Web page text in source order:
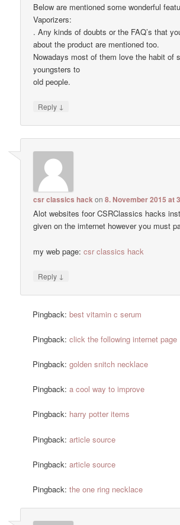
Below are mentioned some wonderful
Vaporizers:
. Any kinds of doubts or the FAQ’s that
about the product are mentioned too.
Nowadays most of them love the habit of
youngsters to
old people.
Reply ↓
csr classics hackon8. November 2015 at
Alot websites foor CSRClassics hacks
given on the imternet however you must
my web page:csr classics hack
Reply ↓
Pingback:best vitamin c serum
Pingback:click the following internet page
Pingback:golden snitch necklace
Pingback:a cool way to improve
Pingback: harry potter items
Pingback:article source
Pingback:article source
Pingback:the one ring necklace